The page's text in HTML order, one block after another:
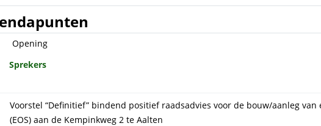
Opening
Sprekers
Voorstel “Definitief” bindend positief raadsadvies voor de bouw/aanleg van
(EOS) aan de Kempinkweg 2 te Aalten